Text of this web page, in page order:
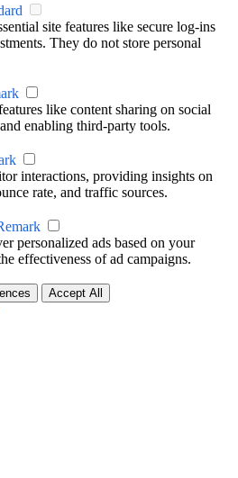
site features like secure log-ins
They do not store personal
like content sharing on social
enabling third-party tools.
interactions, providing insights on
rate, and traffic sources.
personalized ads based on your
effectiveness of ad campaigns.
Accept All